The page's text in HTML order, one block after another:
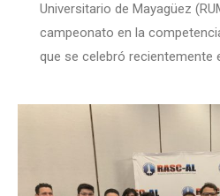
Universitario de Mayagüez
campeonato en la
que se celebró recientemente